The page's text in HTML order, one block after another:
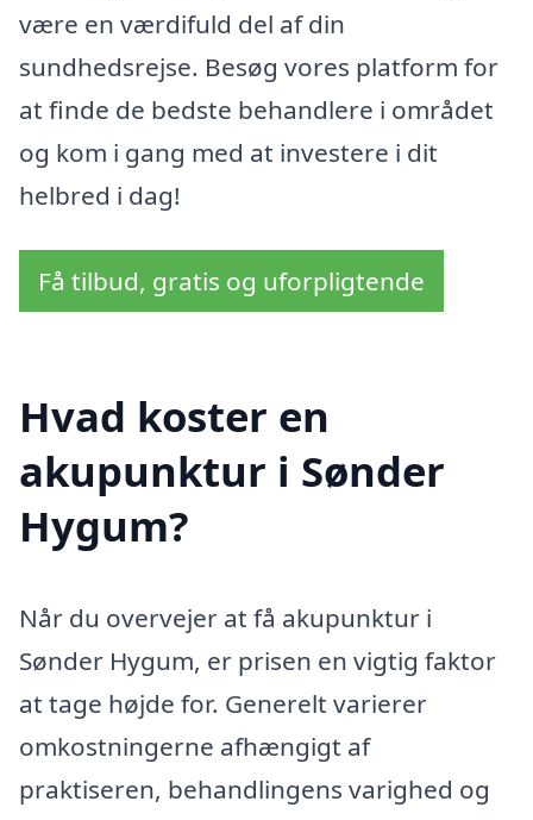
være en værdifuld del af din
sundhedsrejse. Besøg vores platform for
at finde de bedste behandlere i området
og kom i gang med at investere i dit
helbred i dag!
Få tilbud, gratis og uforpligtende
Hvad koster en
akupunktur i Sønder
Hygum?
Når du overvejer at få akupunktur i
Sønder Hygum, er prisen en vigtig faktor
at tage højde for. Generelt varierer
omkostningerne afhængigt af
praktiseren, behandlingens varighed og